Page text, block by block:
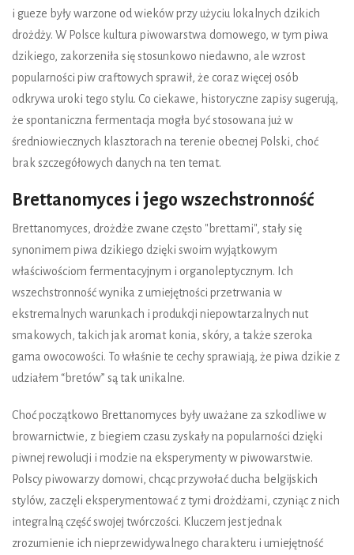
i gueze były warzone od wieków przy użyciu lokalnych dzikich
drożdży. W Polsce kultura piwowarstwa domowego, w tym piwa
dzikiego, zakorzeniła się stosunkowo niedawno, ale wzrost
popularności piw craftowych sprawił, że coraz więcej osób
odkrywa uroki tego stylu. Co ciekawe, historyczne zapisy sugerują,
że spontaniczna fermentacja mogła być stosowana już w
średniowiecznych klasztorach na terenie obecnej Polski, choć
brak szczegółowych danych na ten temat.
Brettanomyces i jego wszechstronność
Brettanomyces, drożdże zwane często "brettami", stały się
synonimem piwa dzikiego dzięki swoim wyjątkowym
właściwościom fermentacyjnym i organoleptycznym. Ich
wszechstronność wynika z umiejętności przetrwania w
ekstremalnych warunkach i produkcji niepowtarzalnych nut
smakowych, takich jak aromat konia, skóry, a także szeroka
gama owocowości. To właśnie te cechy sprawiają, że piwa dzikie z
udziałem “bretów” są tak unikalne.
Choć początkowo Brettanomyces były uważane za szkodliwe w
browarnictwie, z biegiem czasu zyskały na popularności dzięki
piwnej rewolucji i modzie na eksperymenty w piwowarstwie.
Polscy piwowarzy domowi, chcąc przywołać ducha belgijskich
stylów, zaczęli eksperymentować z tymi drożdżami, czyniąc z nich
integralną część swojej twórczości. Kluczem jest jednak
zrozumienie ich nieprzewidywalnego charakteru i umiejętność